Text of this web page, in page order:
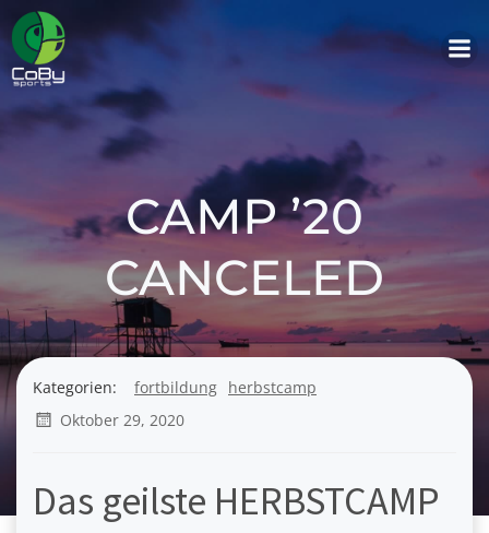
CAMP ’20
CANCELED
Kategorien: fortbildung herbstcamp
Oktober 29, 2020
Das geilste HERBSTCAMP